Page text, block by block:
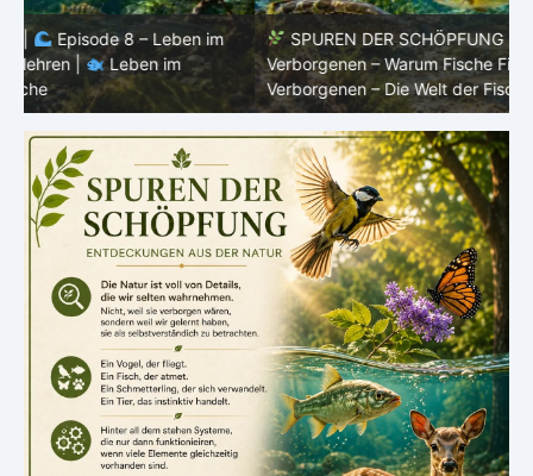
SPUREN DER SCHÖPFUNG |
Episode 7: Leben im
Verborgenen – Warum Fische Fische bleiben |
Leben im
Verborgenen – Die Welt der Fische